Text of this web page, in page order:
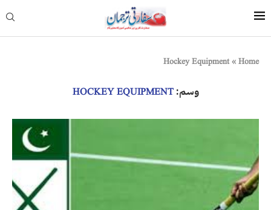
Home
»
Hockey Equipment
وسم:HOCKEY EQUIPMENT